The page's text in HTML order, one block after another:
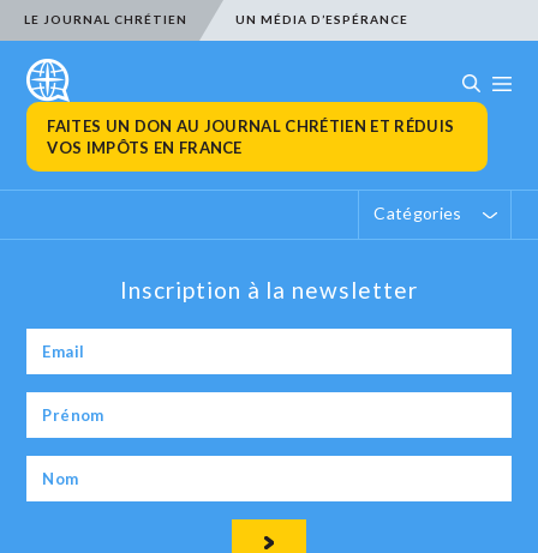
LE JOURNAL CHRÉTIEN UN MÉDIA D’ESPÉRANCE
FAITES UN DON AU JOURNAL CHRÉTIEN ET RÉDUIS
VOS IMPÔTS EN FRANCE
Catégories
Inscription à la newsletter